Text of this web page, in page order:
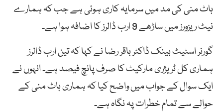
ہاٹ منی کی مد میں سرمایہ کاری ہوئی ہے جب کہ ہمارے
نیٹ ریزورز میں ساڑھے 9 ارب ڈالرز کا اضافہ ہوا ہے۔
گورنر اسٹیٹ بینک ڈاکٹر باقر رضا نے کہا کہ تین ارب ڈالرز
ہماری کل ٹریژری مارکیٹ کا صرف پانچ فیصد ہے۔ انہوں نے
ایک سوال کے جواب میں واضح کیا کہ ہماری ہاٹ منی کے
حوالے سے تمام خطرات پہ نگاہ ہے۔